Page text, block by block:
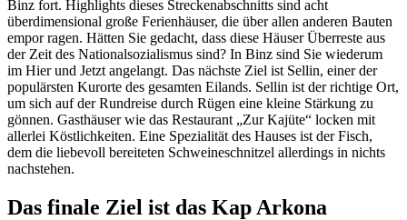
Binz fort. Highlights dieses Streckenabschnitts sind acht
überdimensional große Ferienhäuser, die über allen anderen Bauten
empor ragen. Hätten Sie gedacht, dass diese Häuser Überreste aus
der Zeit des Nationalsozialismus sind? In Binz sind Sie wiederum
im Hier und Jetzt angelangt. Das nächste Ziel ist Sellin, einer der
populärsten Kurorte des gesamten Eilands. Sellin ist der richtige Ort,
um sich auf der Rundreise durch Rügen eine kleine Stärkung zu
gönnen. Gasthäuser wie das Restaurant „Zur Kajüte“ locken mit
allerlei Köstlichkeiten. Eine Spezialität des Hauses ist der Fisch,
dem die liebevoll bereiteten Schweineschnitzel allerdings in nichts
nachstehen.
Das finale Ziel ist das Kap Arkona